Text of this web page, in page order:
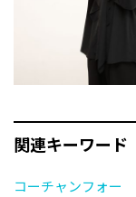
関連キーワード
コーチャンフォー